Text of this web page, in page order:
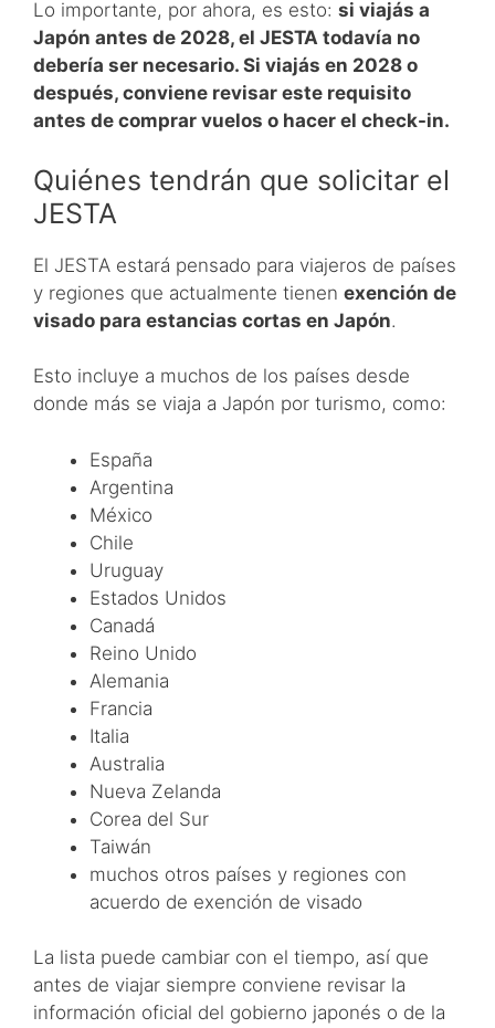
Lo importante, por ahora, es esto: si viajás a
Japón antes de 2028, el JESTA todavía no
debería ser necesario. Si viajás en 2028 o
después, conviene revisar este requisito
antes de comprar vuelos o hacer el check-in.
Quiénes tendrán que solicitar el
JESTA
El JESTA estará pensado para viajeros de países
y regiones que actualmente tienen exención de
visado para estancias cortas en Japón.
Esto incluye a muchos de los países desde
donde más se viaja a Japón por turismo, como:
España
Argentina
México
Chile
Uruguay
Estados Unidos
Canadá
Reino Unido
Alemania
Francia
Italia
Australia
Nueva Zelanda
Corea del Sur
Taiwán
muchos otros países y regiones con
acuerdo de exención de visado
La lista puede cambiar con el tiempo, así que
antes de viajar siempre conviene revisar la
información oficial del gobierno japonés o de la